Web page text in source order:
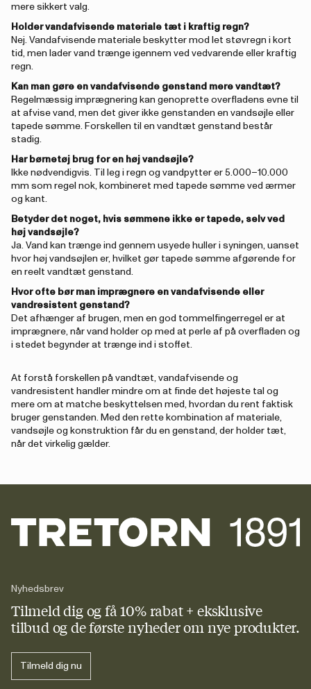
mere sikkert valg.
Holder vandafvisende materiale tæt i kraftig regn?
Nej. Vandafvisende materiale beskytter mod let støvregn i kort
tid, men lader vand trænge igennem ved vedvarende eller kraftig
regn.
Kan man gøre en vandafvisende genstand mere vandtæt?
Regelmæssig imprægnering kan genoprette overfladens evne til
at afvise vand, men det giver ikke genstanden en vandsøjle eller
tapede sømme. Forskellen til en vandtæt genstand består
stadig.
Har børnetøj brug for en høj vandsøjle?
Ikke nødvendigvis. Til leg i regn og vandpytter er 5.000–10.000
mm som regel nok, kombineret med tapede sømme ved ærmer
og kant.
Betyder det noget, hvis sømmene ikke er tapede, selv ved
høj vandsøjle?
Ja. Vand kan trænge ind gennem usyede huller i syningen, uanset
hvor høj vandsøjlen er, hvilket gør tapede sømme afgørende for
en reelt vandtæt genstand.
Hvor ofte bør man imprægnere en vandafvisende eller
vandresistent genstand?
Det afhænger af brugen, men en god tommelfingerregel er at
imprægnere, når vand holder op med at perle af på overfladen og
i stedet begynder at trænge ind i stoffet.
At forstå forskellen på vandtæt, vandafvisende og
vandresistent handler mindre om at finde det højeste tal og
mere om at matche beskyttelsen med, hvordan du rent faktisk
bruger genstanden. Med den rette kombination af materiale,
vandsøjle og konstruktion får du en genstand, der holder tæt,
når det virkelig gælder.
Nyhedsbrev
Tilmeld dig og få 10% rabat + eksklusive
tilbud og de første nyheder om nye produkter.
Tilmeld dig nu